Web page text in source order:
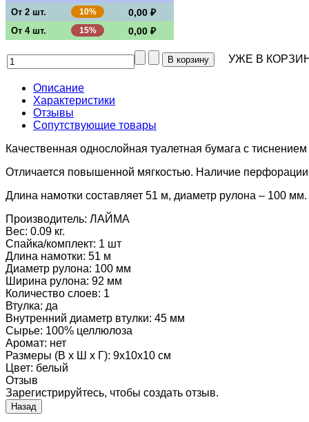
От 2 шт. 10% 0,00 ₽
От 4 шт. 15% 0,00 ₽
УЖЕ В
Описание
Характеристики
Отзывы
Сопутствующие товары
Качественная однослойная туалетная бумага с
Отличается повышенной мягкостью. Наличие перфорации
Длина намотки составляет 51 м, диаметр рулона – 100
Производитель: ЛАЙМА
Вес: 0.09 кг.
Спайка/комплект: 1 шт
Длина намотки: 51 м
Диаметр рулона: 100 мм
Ширина рулона: 92 мм
Количество слоев: 1
Втулка: да
Внутренний диаметр втулки: 45 мм
Сырье: 100% целлюлоза
Аромат: нет
Размеры (В х Ш х Г): 9x10x10 см
Цвет: белый
Отзыв
Зарегистрируйтесь, чтобы создать отзыв.